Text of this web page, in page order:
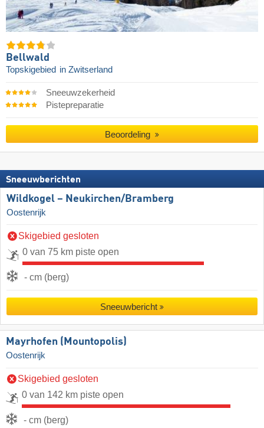
Bellwald
Topskigebied in Zwitserland
Sneeuwzekerheid
Pistepreparatie
Beoordeling
Sneeuwberichten
Wildkogel – Neukirchen/​Bramberg
Oostenrijk
Skigebied gesloten
0 van 75 km piste open
- cm (berg)
Sneeuwbericht
Mayrhofen (Mountopolis)
Oostenrijk
Skigebied gesloten
0 van 142 km piste open
- cm (berg)